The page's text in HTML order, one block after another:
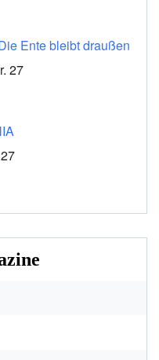
Ente bleibt draußen
27